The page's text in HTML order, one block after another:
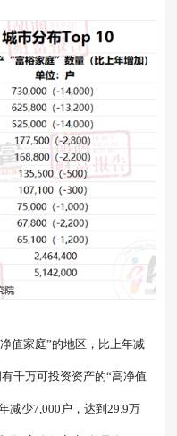
值家庭”的地区，比上年减
千万可投资资产的“高净值
减少7,000户，达到29.9万